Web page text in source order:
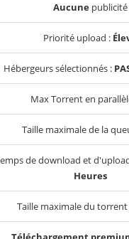
Aucunepublicité
Priorité upload :
Hébergeurs sélectionnés :
Max Torrent en
Taille maximale de la
de download et
Heures
Taille maximale du